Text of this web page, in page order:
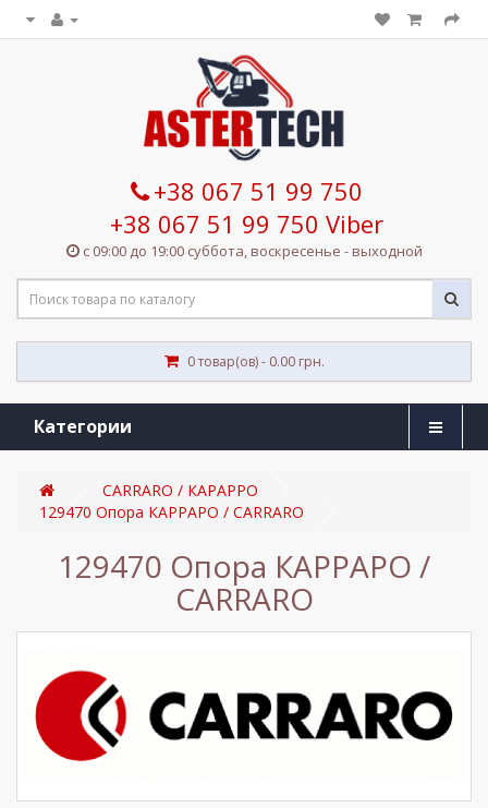
+38 067 51 99 750
+38 067 51 99 750 Viber
с 09:00 до 19:00 суббота, воскресенье - выходной
0 товар(ов) - 0.00 грн.
Категории
CARRARO / КАРАРРО
129470 Опора КАРРАРО / CARRARO
129470 Опора КАРРАРО /
CARRARO